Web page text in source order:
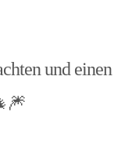
und einen